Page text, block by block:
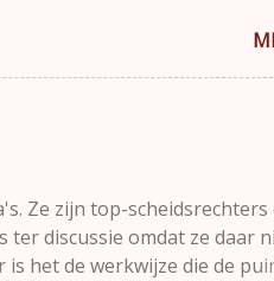
zijn ziekte machteloos aan
wist. Hij schreef zelf ook
Ze zijn top-scheidsrechters
ter discussie omdat ze daar
het de werkwijze die de